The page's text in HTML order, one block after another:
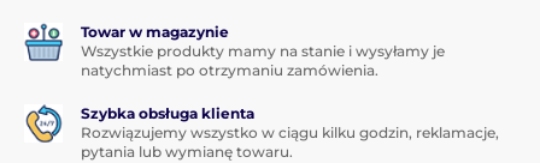
Towar w magazynie
Wszystkie produkty mamy na stanie i wysyłamy je
natychmiast po otrzymaniu zamówienia.
Szybka obsługa klienta
Rozwiązujemy wszystko w ciągu kilku godzin, reklamacje,
pytania lub wymianę towaru.